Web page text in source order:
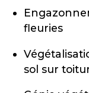
fleuries
sol sur